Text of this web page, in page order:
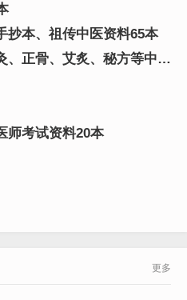
抄本、祖传中医资料65本
、正骨、艾炙、秘方等中医
师考试资料20本
更多